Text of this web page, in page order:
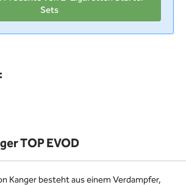
Sets
TOP EVOD
Kanger besteht aus einem Verdampfer,